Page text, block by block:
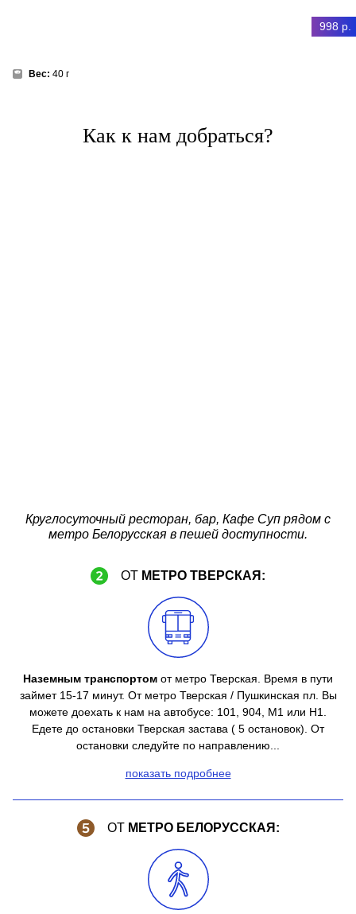
998 р.
Вес: 40 г
Как к нам добраться?
Круглосуточный ресторан, бар, Кафе Суп рядом с
метро Белорусская в пешей доступности.
ОТ МЕТРО ТВЕРСКАЯ:
Наземным транспортом от метро Тверская. Время в пути
займет 15-17 минут. От метро Тверская / Пушкинская пл. Вы
можете доехать к нам на автобусе: 101, 904, М1 или Н1.
Едете до остановки Тверская застава ( 5 остановок). От
остановки следуйте по направлению...
показать подробнее
ОТ МЕТРО БЕЛОРУССКАЯ: